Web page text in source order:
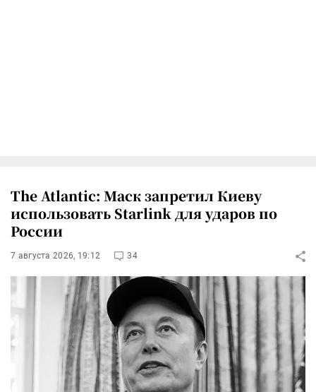
The Atlantic: Маск запретил Киеву
использовать Starlink для ударов по
России
7 августа 2026, 19:12 34